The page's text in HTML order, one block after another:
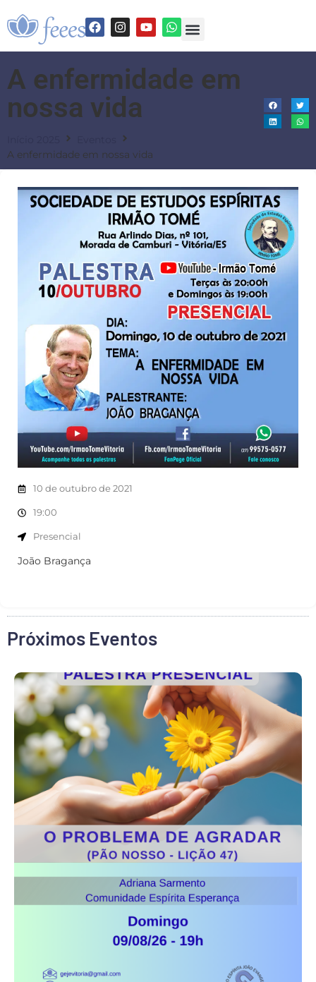
A enfermidade em
nossa vida
A enfermidade em nossa vida
10 de outubro de 2021
19:00
Presencial
João Bragança
Próximos Eventos